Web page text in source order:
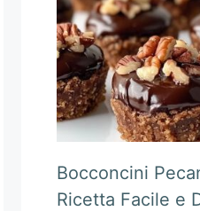
Bocconcini
Ricetta Facile e